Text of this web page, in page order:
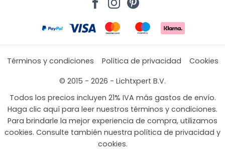
Términos y condiciones Política de privacidad
Cookies
© 2015 - 2026 - Lichtxpert B.V.
Todos los precios incluyen 21% IVA más gastos de envío.
Haga clic aquí para leer nuestros términos y condiciones.
Para brindarle la mejor experiencia de compra, utilizamos
cookies. Consulte también nuestra política de privacidad y
cookies.